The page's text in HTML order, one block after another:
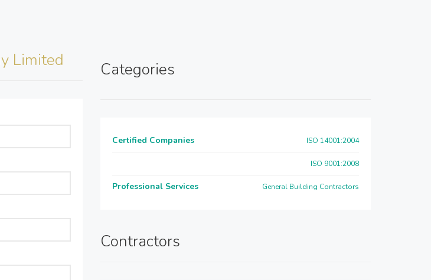
Limited Categories
Certified Companies ISO 14001:2004
ISO 9001:2008
Professional Services General Building Contractors
Contractors